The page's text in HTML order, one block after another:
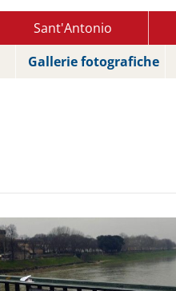
Sant'Antonio
Gallerie fotografiche